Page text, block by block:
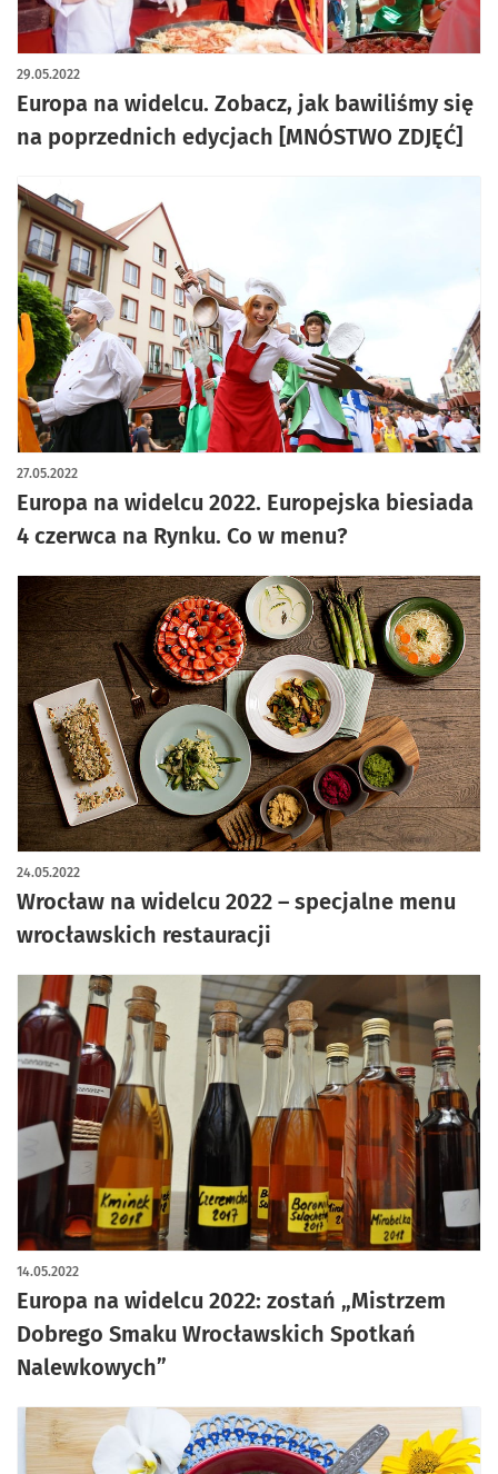
Europa na widelcu. Zobacz, jak bawiliśmy się
na poprzednich edycjach [MNÓSTWO ZDJĘĆ]
29.05.2022
artykuł z galerią zdjęć
Europa na widelcu 2022. Europejska biesiada
4 czerwca na Rynku. Co w menu?
27.05.2022
Wrocław na widelcu 2022 – specjalne menu
wrocławskich restauracji
24.05.2022
Europa na widelcu 2022: zostań „Mistrzem
Dobrego Smaku Wrocławskich Spotkań
Nalewkowych”
14.05.2022